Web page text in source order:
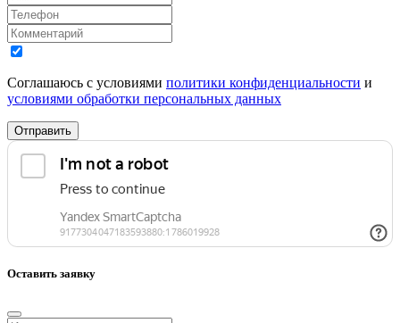
Соглашаюсь с условиями политики конфиденциальности и
условиями обработки персональных данных
Отправить
Оставить заявку